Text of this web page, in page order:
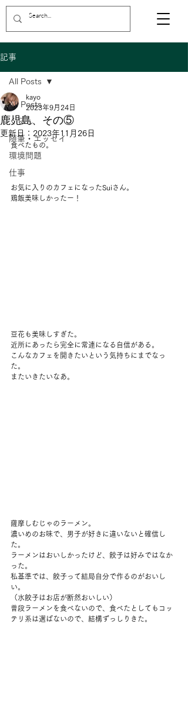
記事
All Posts
くらし
随筆・エッセイ
環境問題
仕事
All Posts
鹿児島、その⑤
kayo
2023年9月24日
更新日： 2023年11月26日
食べたもの。
お気に入りのカフェになったSuiさん。
鶏飯美味しかったー！
豆花も美味しすぎた。
近所にあったら完全に常連になる自信がある。
こんなカフェを開きたいという気持ちにまでなっ
た。
またいきたいなあ。
薩摩しむじゃのラーメン。
濃いめのお味で、男子が好きに違いないと確信し
た。
ラーメンはおいしかったけど、餃子は好みではなか
った。
私基準では、餃子って結局自分で作るのがおいし
い。
（水餃子はお店が断然おいしい）
普段ラーメンを食べないので、食べたとしてもコッ
テリ系は選ばないので、結構ずっしりきた。